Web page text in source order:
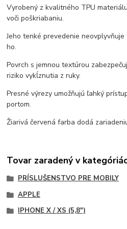
Vyrobený z kvalitného TPU
voči poškriabaniu.
Jeho tenké prevedenie
ho.
Povrch s jemnou textúrou
riziko vykĺznutia z ruky.
Presné výrezy umožňujú ľahký
portom.
Žiarivá červená farba dodá
Tovar zaradený v
PRÍSLUŠENSTVO PRE MOBILY
APPLE
IPHONE X / XS (5,8")